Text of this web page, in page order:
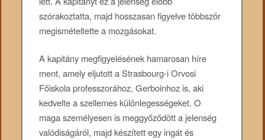
szórakoztatta, majd hosszasan figyelve többször
megismételtette a mozgásokat.
A kapitány megfigyelésének hamarosan híre
ment, amely eljutott a Strasbourg-i Orvosi
Főiskola professzorához, Gerboinhoz is, aki
kedvelte a szellemes különlegességeket. O
maga személyesen is meggyőződött a jelenség
valódiságáról, majd készített egy ingát és